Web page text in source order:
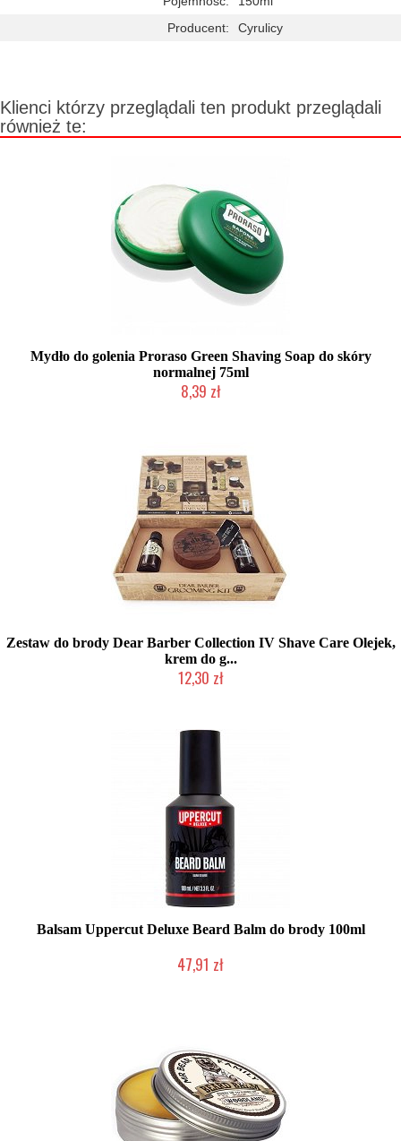
Producent:
Cyrulicy
Klienci którzy przeglądali ten produkt przeglądali
również te:
Mydło do golenia Proraso Green Shaving Soap do skóry
normalnej 75ml
8,39 zł
Zestaw do brody Dear Barber Collection IV Shave Care Olejek,
krem do g...
12,30 zł
Balsam Uppercut Deluxe Beard Balm do brody 100ml
47,91 zł